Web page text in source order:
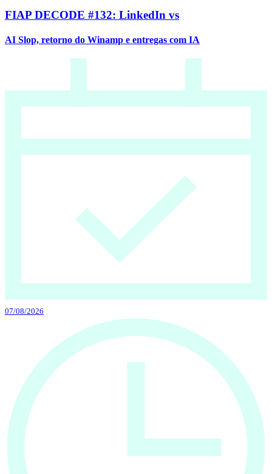
FIAP DECODE #132: LinkedIn vs
AI Slop, retorno do Winamp e entregas com IA
07/08/2026